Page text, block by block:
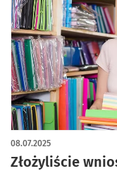
Złożyliście
08.07.2025